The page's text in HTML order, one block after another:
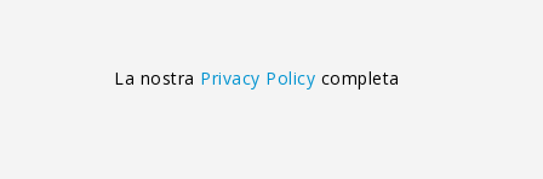
La nostra Privacy Policy completa